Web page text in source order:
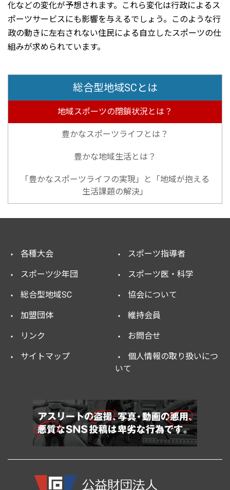
化などの変化が予想されます。これら変化は行政によるス
ポーツサービスにも影響を与えるでしょう。このような行
政の動きに左右されない住民による自立したスポーツの仕
組みが求められています。
総合型地域SCとは
地域スポーツの閉鎖状況とは？
豊かなスポーツライフとは？
豊かな地域生活とは？
「豊かなスポーツライフの実現」と「地域が抱える
生活課題の解決」
各種大会 スポーツ指導者
スポーツ少年団 スポーツ医・科学
総合型地域SC 協会について
加盟団体 維持会員
リンク お問合せ
サイトマップ
個人情報の取り扱いにつ
いて